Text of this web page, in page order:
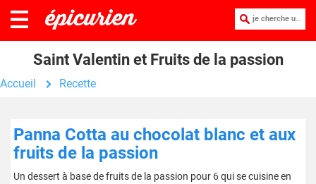
je cherche une recette :
Saint Valentin et Fruits de la passion
Accueil Recette
Panna Cotta au chocolat blanc et aux
fruits de la passion
Un dessert à base de fruits de la passion pour 6 qui se cuisine en